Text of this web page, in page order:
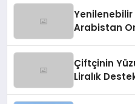
Arabistan
Çiftçinin
Liralık